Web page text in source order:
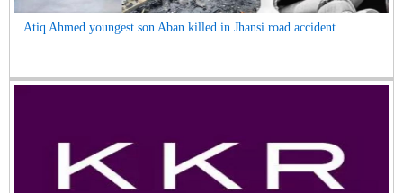
Atiq Ahmed youngest son Aban killed in Jhansi road accident...